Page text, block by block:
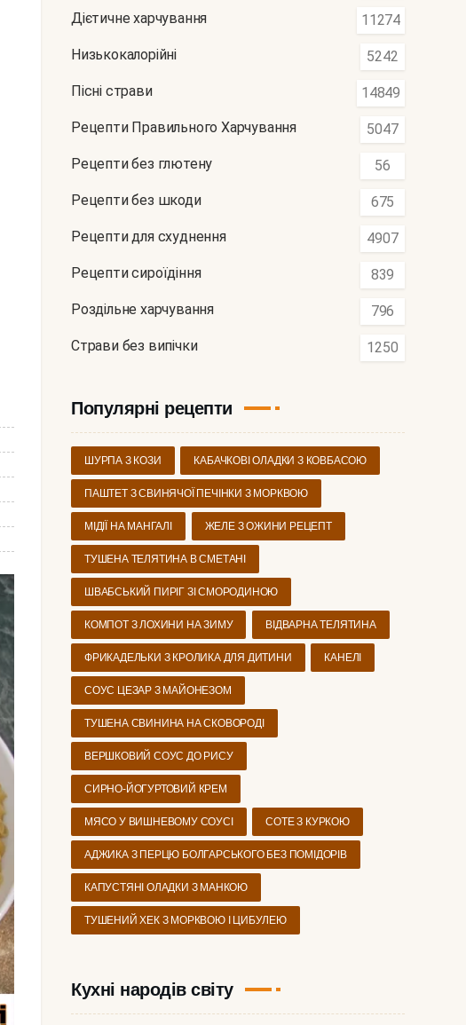
Дієтичне харчування 11274
Низькокалорійні 5242
Пісні страви 14849
Рецепти Правильного Харчування 5047
Рецепти без глютену 56
Рецепти без шкоди 675
Рецепти для схуднення 4907
Рецепти сироїдіння 839
Роздільне харчування 796
Страви без випічки 1250
Популярні рецепти
ШУРПА З КОЗИ КАБАЧКОВІ ОЛАДКИ З КОВБАСОЮ
ПАШТЕТ З СВИНЯЧОЇ ПЕЧІНКИ З МОРКВОЮ
МІДІЇ НА МАНГАЛІ ЖЕЛЕ З ОЖИНИ РЕЦЕПТ
ТУШЕНА ТЕЛЯТИНА В СМЕТАНІ
ШВАБСЬКИЙ ПИРІГ ЗІ СМОРОДИНОЮ
КОМПОТ З ЛОХИНИ НА ЗИМУ ВІДВАРНА ТЕЛЯТИНА
ФРИКАДЕЛЬКИ З КРОЛИКА ДЛЯ ДИТИНИ КАНЕЛІ
СОУС ЦЕЗАР З МАЙОНЕЗОМ
ТУШЕНА СВИНИНА НА СКОВОРОДІ
ВЕРШКОВИЙ СОУС ДО РИСУ
СИРНО-ЙОГУРТОВИЙ КРЕМ
МЯСО У ВИШНЕВОМУ СОУСІ СОТЕ З КУРКОЮ
АДЖИКА З ПЕРЦЮ БОЛГАРСЬКОГО БЕЗ ПОМІДОРІВ
КАПУСТЯНІ ОЛАДКИ З МАНКОЮ
ТУШЕНИЙ ХЕК З МОРКВОЮ І ЦИБУЛЕЮ
Кухні народів світу